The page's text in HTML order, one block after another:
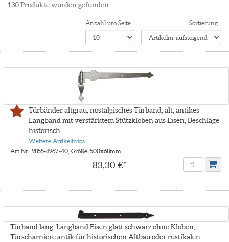
130Produkte wurden gefunden
Anzahl pro Seite Sortierung
Türbänder altgrau, nostalgisches Türband, alt, antikes
Langband mit verstärktem Stützkloben aus Eisen, Beschläge
historisch
Weitere Artikelinfos
Art.Nr.: 9855-8967-40, Größe: 500x68mm
83,30 €*
Türband lang, Langband Eisen glatt schwarz ohne Kloben,
Türscharniere antik für historischen Altbau oder rustikalen